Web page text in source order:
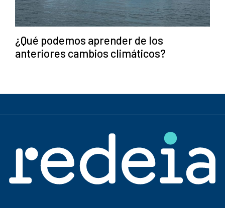
¿Qué podemos aprender de los
anteriores cambios climáticos?